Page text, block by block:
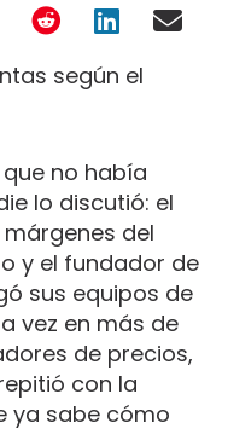
según el
no había
lo discutió: el
del
y el fundador de
sus equipos de
vez en más de
de precios,
con la
ya sabe cómo